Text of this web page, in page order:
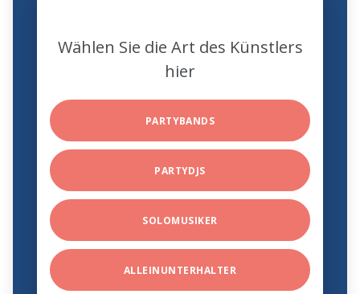
Wählen Sie die Art des Künstlers
hier
PARTYBANDS
PARTYDJS
SOLOMUSIKER
ALLEINUNTERHALTER